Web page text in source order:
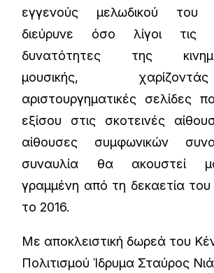
εγγενούς μελωδικού του
διεύρυνε όσο λίγοι τις
δυνατότητες της
μουσικής,
αριστουργηματικές σελίδες
εξίσου στις σκοτεινές
αίθουσες συμφωνικών
συναυλία θα ακουστεί
γραμμένη από τη δεκαετία του
το 2016.
Με αποκλειστική δωρεά του
Πολιτισμού Ίδρυμα Σταύρος